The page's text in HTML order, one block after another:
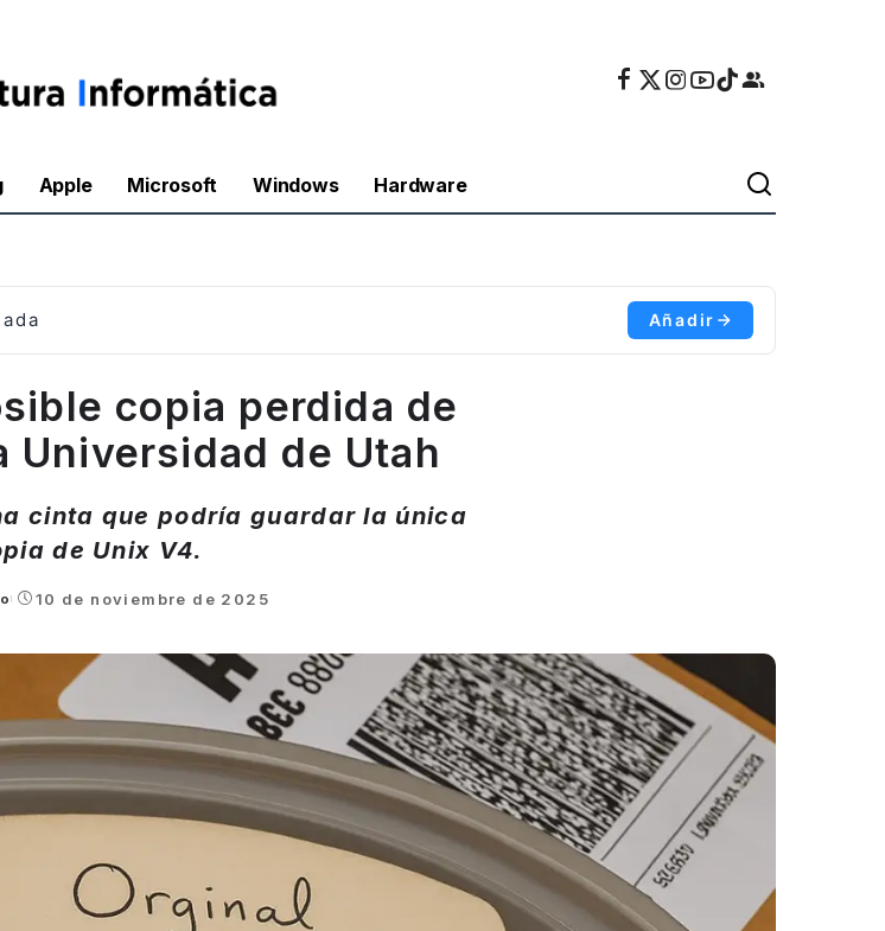
Apple Microsoft Windows Hardware
Añadir
copia perdida de
Universidad de Utah
cinta que podría guardar la única
de Unix V4.
10 de noviembre de 2025